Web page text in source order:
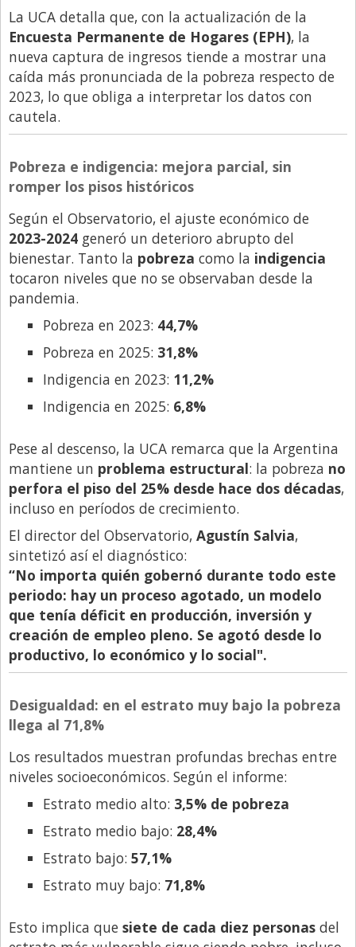
Viajes
La UCA detalla que, con la actualización de la
Encuesta Permanente de Hogares (EPH), la
nueva captura de ingresos tiende a mostrar una
caída más pronunciada de la pobreza respecto de
2023, lo que obliga a interpretar los datos con
cautela.
Pobreza e indigencia: mejora parcial, sin
romper los pisos históricos
Según el Observatorio, el ajuste económico de
2023-2024 generó un deterioro abrupto del
bienestar. Tanto la pobreza como la indigencia
tocaron niveles que no se observaban desde la
pandemia.
Pobreza en 2023: 44,7%
Pobreza en 2025: 31,8%
Indigencia en 2023: 11,2%
Indigencia en 2025: 6,8%
Pese al descenso, la UCA remarca que la Argentina
mantiene un problema estructural: la pobreza no
perfora el piso del 25% desde hace dos décadas,
incluso en períodos de crecimiento.
El director del Observatorio, Agustín Salvia,
sintetizó así el diagnóstico:
“No importa quién gobernó durante todo este
periodo: hay un proceso agotado, un modelo
que tenía déficit en producción, inversión y
creación de empleo pleno. Se agotó desde lo
productivo, lo económico y lo social".
Desigualdad: en el estrato muy bajo la pobreza
llega al 71,8%
Los resultados muestran profundas brechas entre
niveles socioeconómicos. Según el informe:
Estrato medio alto: 3,5% de pobreza
Estrato medio bajo: 28,4%
Estrato bajo:57,1%
Estrato muy bajo: 71,8%
Esto implica que siete de cada diez personas del